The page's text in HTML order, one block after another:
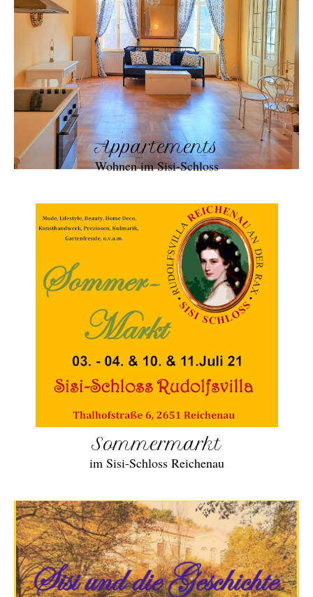
Appartements
Wohnen im Sisi-Schloss
Sommermarkt
im Sisi-Schloss Reichenau